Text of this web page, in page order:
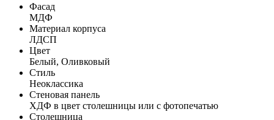
Фасад
МДФ
Материал корпуса
ЛДСП
Цвет
Белый, Оливковый
Стиль
Неоклассика
Стеновая панель
ХДФ в цвет столешницы или с фотопечатью
Столешница